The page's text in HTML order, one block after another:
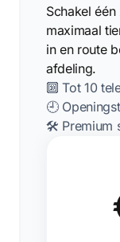
Schakel
maximaal
in en route
afdeling.
🔟 Tot 10
🕘
🛠️ Premium